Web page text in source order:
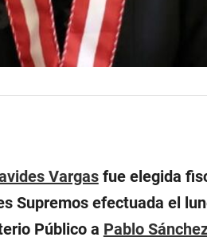
Vargasfue elegida
Supremos efectuada el
Público a Pablo